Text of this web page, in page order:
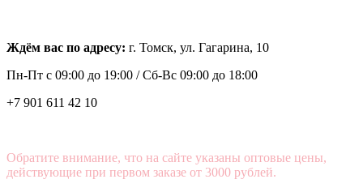
Ждём вас по адресу: г. Томск, ул. Гагарина, 10
Пн-Пт с 09:00 до 19:00 /Сб-Вс 09:00 до 18:00
+7 901 611 42 10
Обратите внимание, что на сайте указаны оптовые цены,
действующие при первом заказе от 3000 рублей.